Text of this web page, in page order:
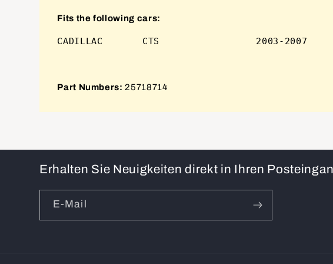
Fits the following cars:
Part Numbers:25718714
Erhalten Sie Neuigkeiten direkt in Ihren
E-Mail